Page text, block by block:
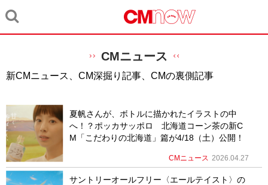
CMニュース
新CMニュース、CM深掘り記事、CMの裏側記事
夏帆さんが、ボトルに描かれたイラストの中
へ！？ポッカサッポロ 北海道コーン茶の新C
M「こだわりの北海道」篇が4/18（土）公開！
CMニュース 2026.04.27
サントリーオールフリー〈エールテイスト〉の